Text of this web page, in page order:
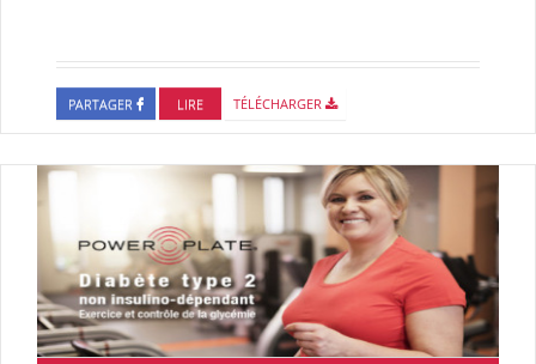
PARTAGER LIRE TÉLÉCHARGER